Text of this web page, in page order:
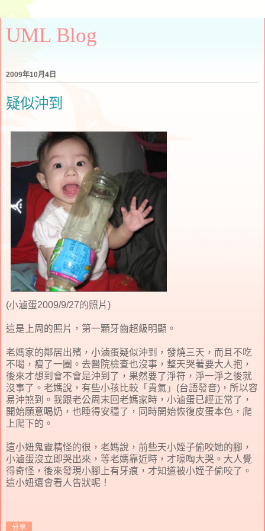
UML Blog
2009年10月4日
疑似沖到
(小滷蛋2009/9/27的照片)
這是上周的照片，第一顆牙齒超級明顯。
老媽家的鄰居出殯，小滷蛋疑似沖到，發燒三天，而且不吃
不喝，瘦了一圈。去醫院檢查也沒事，整天哭著要大人抱，
後來才想到會不會是沖到了，果然要了淨符，淨一淨之後就
沒事了。老媽說，有些小孩比較「貴氣」(台語發音)，所以容
易沖煞到。我跟老公周末回老媽家時，小滷蛋已經正常了，
開始願意喝奶，也睡得安穩了，同時開始恢復皮蛋本色，爬
上爬下的。
這小妞鬼靈精怪的很，老媽說，前些天小姪子偷咬她的腳，
小滷蛋沒立即哭出來，等老媽靠近時，才嚎啕大哭。大人覺
得奇怪，後來發現小腳上有牙痕，才知道被小姪子偷咬了。
這小妞還會看人告狀呢！
分享